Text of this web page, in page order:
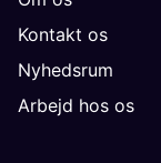
Kontakt os
Nyhedsrum
Arbejd hos os